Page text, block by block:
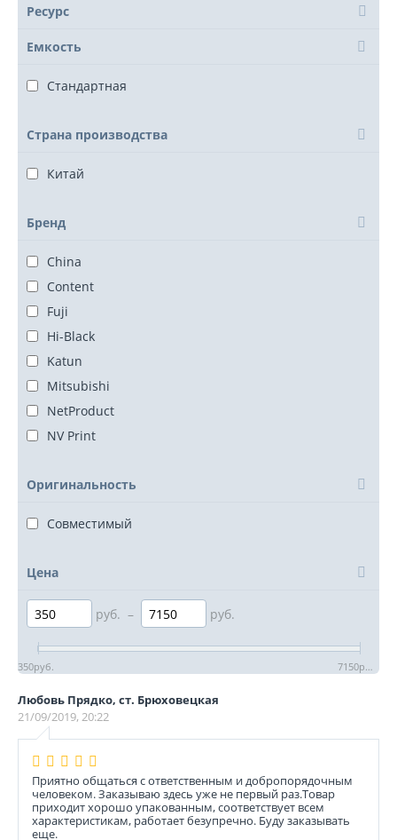
Ресурс
Емкость
Стандартная
Страна производства
Китай
Бренд
China
Content
Fuji
Hi-Black
Katun
Mitsubishi
NetProduct
NV Print
Оригинальность
Совместимый
Цена
руб. – руб.
350руб. 7150руб.
Любовь Прядко, ст. Брюховецкая
21/09/2019, 20:22
Приятно общаться с ответственным и добропорядочным
человеком. Заказываю здесь уже не первый раз.Товар
приходит хорошо упакованным, соответствует всем
характеристикам, работает безупречно. Буду заказывать
еще.